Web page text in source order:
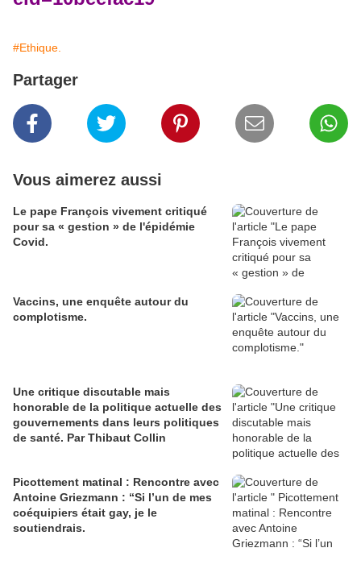
#Ethique.
Partager
Vous aimerez aussi
Le pape François vivement critiqué
pour sa « gestion » de l'épidémie
Covid.
Vaccins, une enquête autour du
complotisme.
Une critique discutable mais
honorable de la politique actuelle des
gouvernements dans leurs politiques
de santé. Par Thibaut Collin
Picottement matinal : Rencontre avec
Antoine Griezmann : “Si l’un de mes
coéquipiers était gay, je le
soutiendrais.